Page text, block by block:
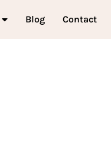
Blog Contact